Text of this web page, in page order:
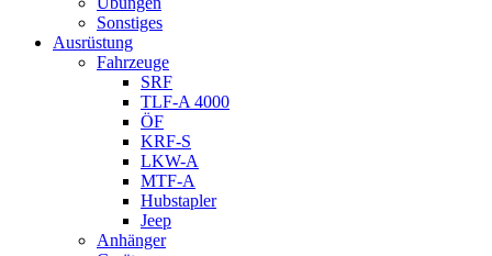
Sonstiges
Ausrüstung
Fahrzeuge
SRF
TLF-A 4000
ÖF
KRF-S
LKW-A
MTF-A
Hubstapler
Jeep
Anhänger